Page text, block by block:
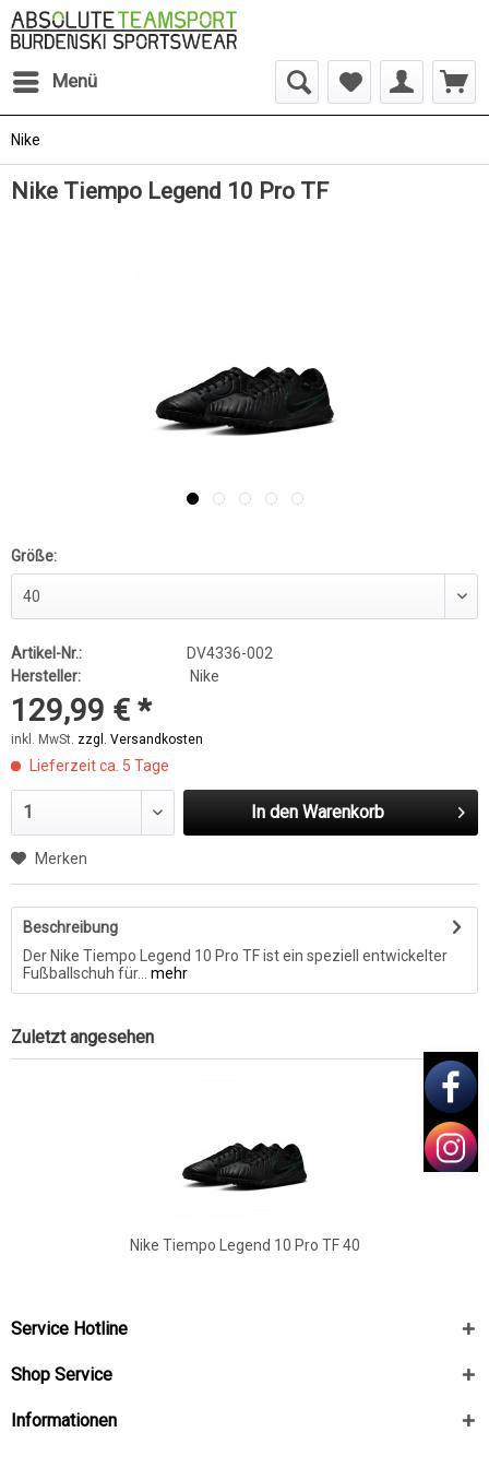
Menü
Nike
Nike Tiempo Legend 10 Pro TF
Größe:
Artikel-Nr.:
DV4336-002
Hersteller:
Nike
129,99 € *
inkl. MwSt. zzgl. Versandkosten
Lieferzeit ca. 5 Tage
In den Warenkorb
Merken
Beschreibung
Der Nike Tiempo Legend 10 Pro TF ist ein speziell entwickelter
Fußballschuh für...
mehr
Zuletzt angesehen
Nike Tiempo Legend 10 Pro TF 40
Service Hotline
Shop Service
Informationen